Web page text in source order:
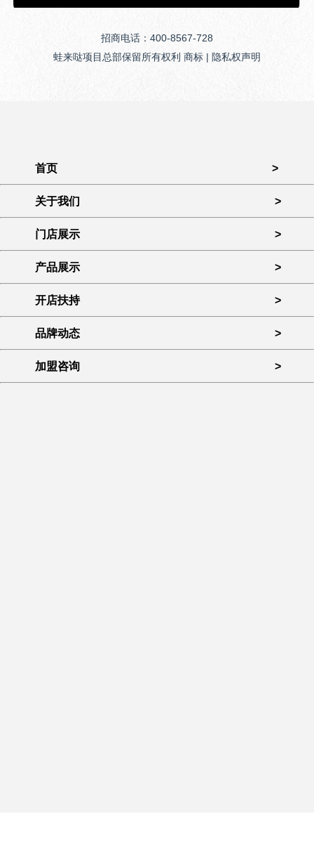
招商电话：400-8567-728
蛙来哒项目总部保留所有权利 商标 | 隐私权声明
首页 >
关于我们 >
门店展示 >
产品展示 >
开店扶持 >
品牌动态 >
加盟咨询 >